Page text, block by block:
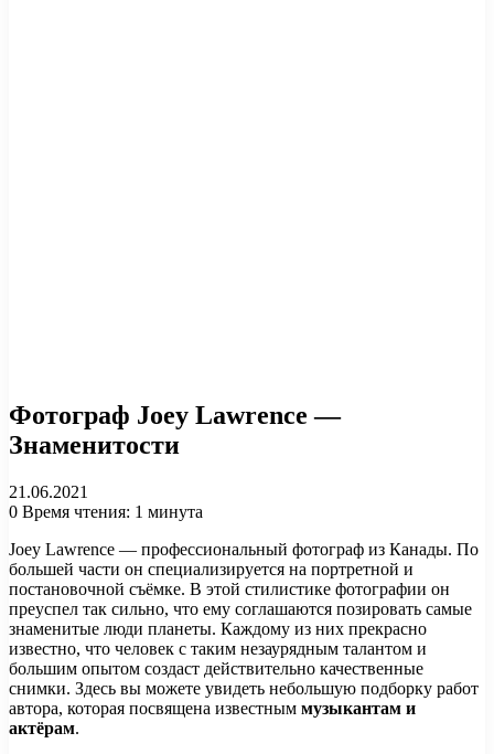
Фотограф Joey Lawrence —
Знаменитости
21.06.2021
0 Время чтения: 1 минута
Joey Lawrence — профессиональный фотограф из Канады. По
большей части он специализируется на портретной и
постановочной съёмке. В этой стилистике фотографии он
преуспел так сильно, что ему соглашаются позировать самые
знаменитые люди планеты. Каждому из них прекрасно
известно, что человек с таким незаурядным талантом и
большим опытом создаст действительно качественные
снимки. Здесь вы можете увидеть небольшую подборку работ
автора, которая посвящена известным музыкантам и
актёрам.